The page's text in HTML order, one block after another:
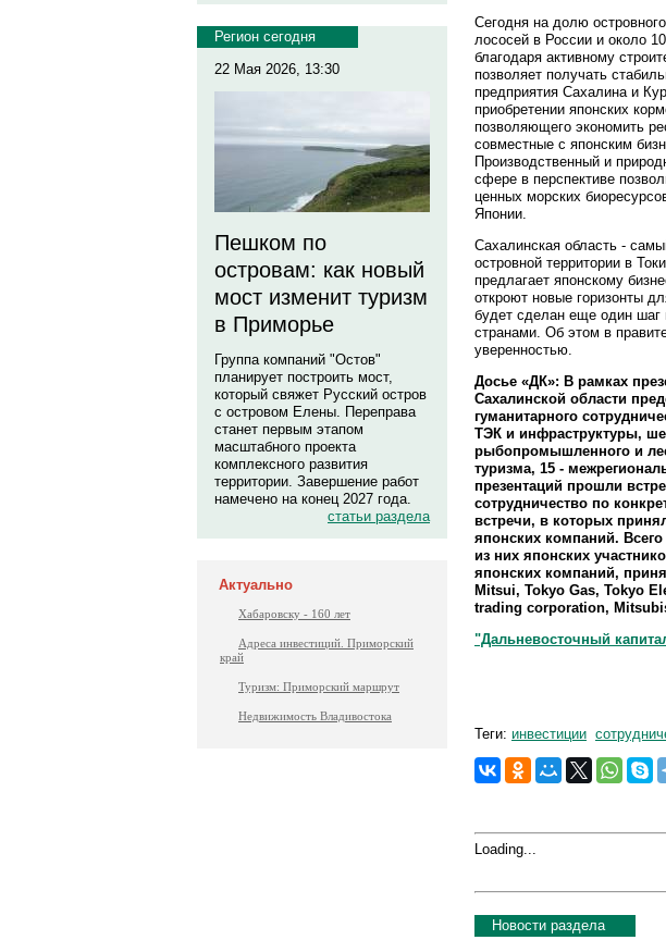
Регион сегодня
22 Мая 2026, 13:30
Пешком по
островам: как новый
мост изменит туризм
в Приморье
Группа компаний "Остов"
планирует построить мост,
который свяжет Русский остров
с островом Елены. Переправа
станет первым этапом
масштабного проекта
комплексного развития
территории. Завершение работ
намечено на конец 2027 года.
статьи раздела
Актуально
Хабаровску - 160 лет
Адреса инвестиций. Приморский
край
Туризм: Приморский маршрут
Недвижимость Владивостока
Сегодня на долю
лососей в России и около
благодаря активному
позволяет получать
предприятия Сахалина и
приобретении японских
позволяющего экономить
совместные с японским
Производственный и
сфере в перспективе
ценных морских
Японии.
Сахалинская область -
островной территории в
предлагает японскому
откроют новые горизонты
будет сделан еще один шаг
странами. Об этом в
уверенностью.
Досье «ДК»: В рамках
Сахалинской области
гуманитарного
ТЭК и инфраструктуры,
рыбопромышленного и
туризма, 15 -
презентаций прошли
сотрудничество по
встречи, в которых
японских компаний.
из них японских
японских компаний,
Mitsui, Tokyo Gas, Tokyo
trading corporation,
"Дальневосточный
Теги: инвестиции
Loading...
Новости раздела